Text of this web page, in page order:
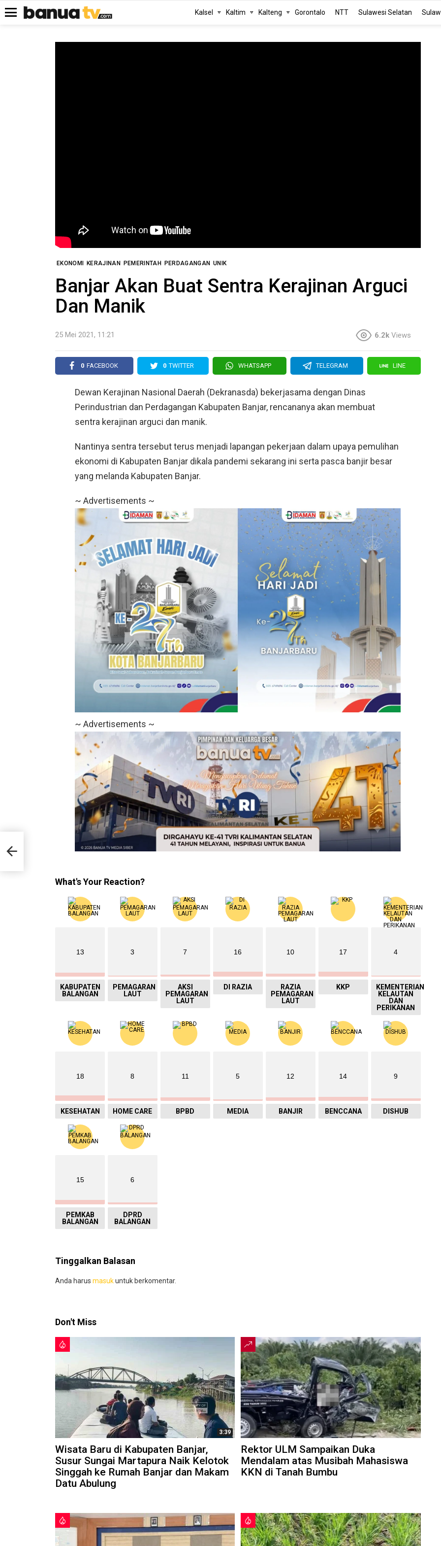
Kalsel Kaltim Kalteng Gorontalo NTT Sulawesi Selatan
EKONOMI KERAJINAN PEMERINTAH PERDAGANGAN UNIK
Banjar Akan Buat Sentra Kerajinan Arguci
Dan Manik
25 Mei 2021, 11:21 6.2k Views
0 FACEBOOK 0 TWITTER WHATSAPP TELEGRAM LINE
Dewan Kerajinan Nasional Daerah (Dekranasda) bekerjasama dengan Dinas
Perindustrian dan Perdagangan Kabupaten Banjar, rencananya akan membuat
sentra kerajinan arguci dan manik.
Nantinya sentra tersebut terus menjadi lapangan pekerjaan dalam upaya pemulihan
ekonomi di Kabupaten Banjar dikala pandemi sekarang ini serta pasca banjir besar
yang melanda Kabupaten Banjar.
~ Advertisements ~
~ Advertisements ~
What's Your Reaction?
13
KABUPATEN
BALANGAN
3
PEMAGARAN
LAUT
7
AKSI
PEMAGARAN
LAUT
16
DI RAZIA
10
RAZIA
PEMAGARAN
LAUT
17
KKP
4
KEMENTERIAN
KELAUTAN
DAN
PERIKANAN
18
KESEHATAN
8
HOME CARE
11
BPBD
5
MEDIA
12
BANJIR
14
BENCCANA
9
DISHUB
15
PEMKAB
BALANGAN
6
DPRD
BALANGAN
Tinggalkan Balasan
Anda harus masukuntuk berkomentar.
Don't Miss
3:39
Wisata Baru di Kabupaten Banjar,
Susur Sungai Martapura Naik Kelotok
Singgah ke Rumah Banjar dan Makam
Datu Abulung
Rektor ULM Sampaikan Duka
Mendalam atas Musibah Mahasiswa
KKN di Tanah Bumbu